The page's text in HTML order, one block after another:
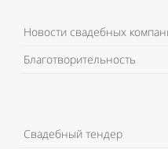
Новости свадебных
Благотворительность
Свадебный тендер